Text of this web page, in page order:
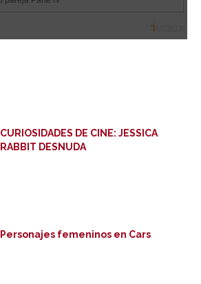
CURIOSIDADES DE CINE: JESSICA
RABBIT DESNUDA
Personajes femeninos en Cars